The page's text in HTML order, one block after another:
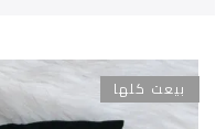
بيعت كلها